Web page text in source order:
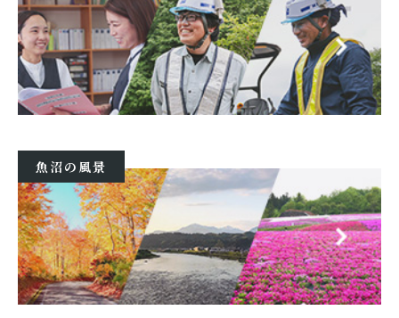
魚沼の風景